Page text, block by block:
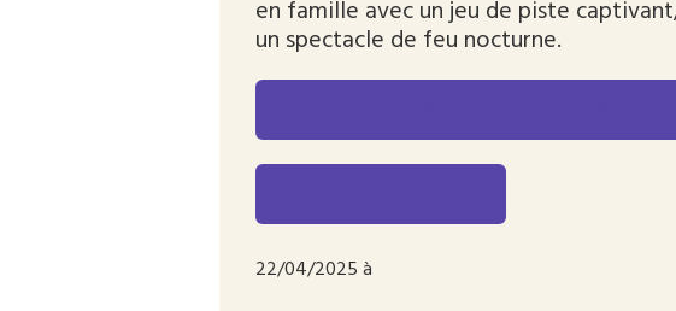
en famille avec un jeu de piste
un spectacle de feu nocturne.
22/04/2025 à